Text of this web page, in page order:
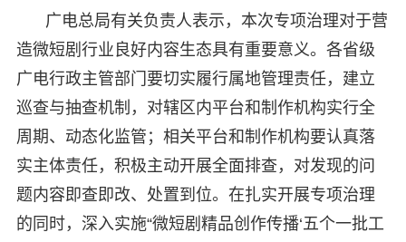
广电总局有关负责人表示，本次专项治理对于营
造微短剧行业良好内容生态具有重要意义。各省级
广电行政主管部门要切实履行属地管理责任，建立
巡查与抽查机制，对辖区内平台和制作机构实行全
周期、动态化监管；相关平台和制作机构要认真落
实主体责任，积极主动开展全面排查，对发现的问
题内容即查即改、处置到位。在扎实开展专项治理
的同时，深入实施“微短剧精品创作传播‘五个一批工